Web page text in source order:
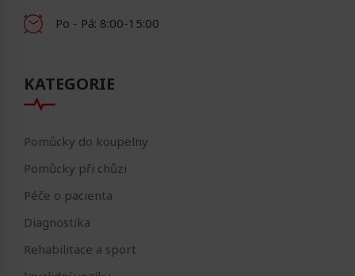
Po - Pá: 8:00-15:00
KATEGORIE
Pomůcky do koupelny
Pomůcky při chůzi
Péče o pacienta
Diagnostika
Rehabilitace a sport